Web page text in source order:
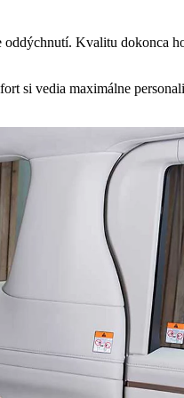
oddýchnutí. Kvalitu dokonca
si vedia maximálne